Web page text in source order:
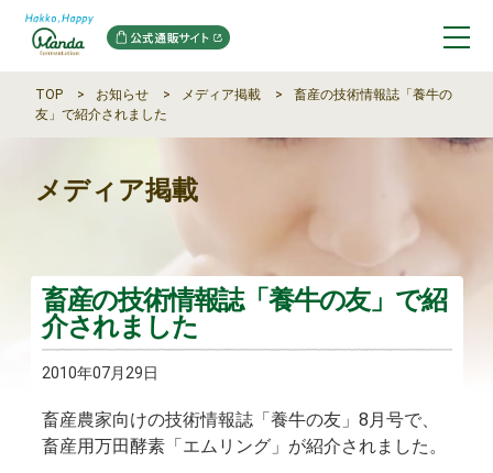
TOP お知らせ メディア掲載
畜産の技術情報誌「養牛の
友」で紹介されました
メディア掲載
畜産の技術情報誌「養牛の友」で紹
介されました
2010年07月29日
畜産農家向けの技術情報誌「養牛の友」8月号で、
畜産用万田酵素「エムリング」が紹介されました。